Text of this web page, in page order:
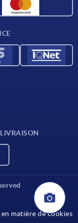
LIVRAISON
matière de cookies